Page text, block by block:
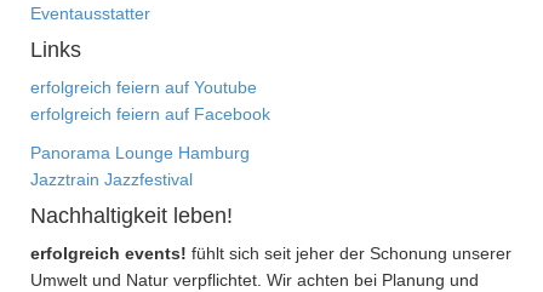
Eventausstatter
Links
erfolgreich feiern auf Youtube
erfolgreich feiern auf Facebook
Panorama Lounge Hamburg
Jazztrain Jazzfestival
Nachhaltigkeit leben!
erfolgreich events! fühlt sich seit jeher der Schonung unserer
Umwelt und Natur verpflichtet. Wir achten bei Planung und